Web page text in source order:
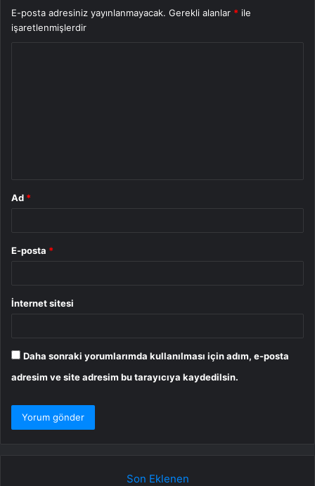
E-posta adresiniz yayınlanmayacak. Gerekli alanlar * ile
işaretlenmişlerdir
Ad *
E-posta *
İnternet sitesi
Daha sonraki yorumlarımda kullanılması için adım, e-posta
adresim ve site adresim bu tarayıcıya kaydedilsin.
Son Eklenen